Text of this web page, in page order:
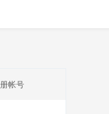
帐号